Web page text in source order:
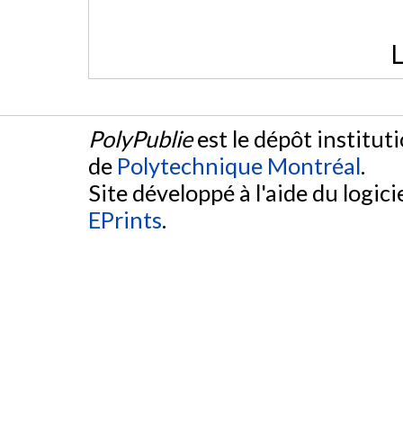
PolyPublieest le dépôt
de Polytechnique Montréal.
Site développé à l'aide du
EPrints.